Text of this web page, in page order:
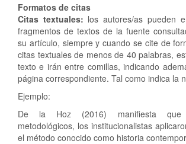
Formatos de citas
Citas textuales: los autores/as pueden
fragmentos de textos de la fuente
su artículo, siempre y cuando se cite de
citas textuales de menos de 40 palabras,
texto e irán entre comillas, indicando
página correspondiente. Tal como indica la
Ejemplo:
De la Hoz (2016) manifiesta que
metodológicos, los institucionalistas
el método conocido como historia